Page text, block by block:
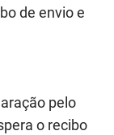
de envio e
pelo
o recibo